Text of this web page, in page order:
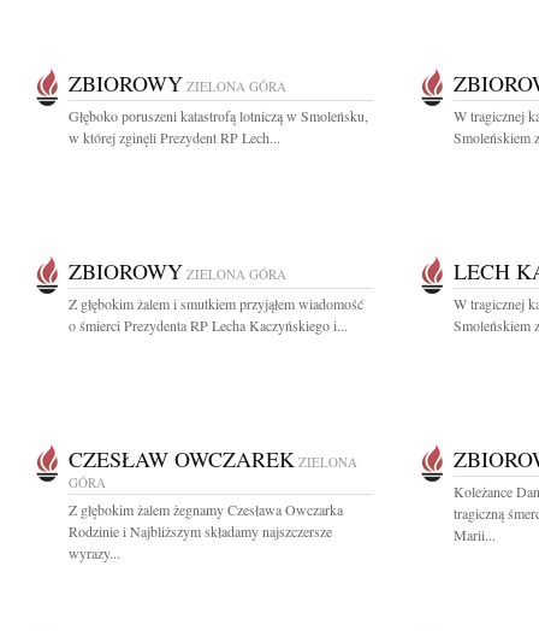
ZBIOROWY ZIELONA GÓRA
Głęboko poruszeni katastrofą lotniczą w Smoleńsku,
w której zginęli Prezydent RP Lech...
W tragicznej
Smoleńskiem
ZBIOROWY ZIELONA GÓRA
Z głębokim żalem i smutkiem przyjąłem wiadomość
o śmierci Prezydenta RP Lecha Kaczyńskiego i...
LECH
W tragicznej
Smoleńskiem
CZESŁAW OWCZAREK ZIELONA
GÓRA
Z głębokim żalem żegnamy Czesława Owczarka
Rodzinie i Najbliższym składamy najszczersze
wyrazy...
Koleżance
tragiczną
Marii...